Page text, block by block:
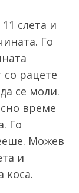
слета и
Го
со рацете
се моли.
време
Го
Можев
и
коса.